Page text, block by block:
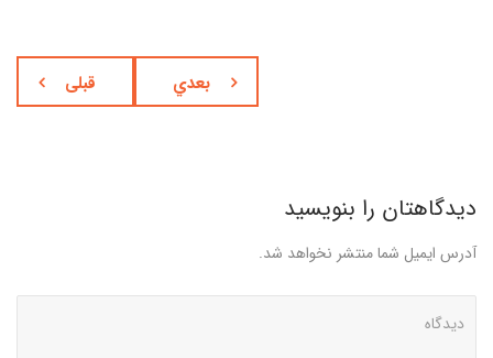
قبلی بعدي
دیدگاهتان را بنویسید
آدرس ایمیل شما منتشر نخواهد شد.